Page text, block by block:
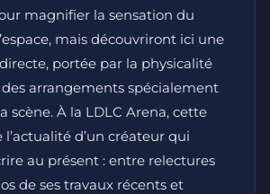
magnifier la sensation du
mais découvriront ici une
portée par la physicalité
arrangements spécialement
scène. À la LDLC Arena, cette
d’un créateur qui
au présent : entre relectures
de ses travaux récents et